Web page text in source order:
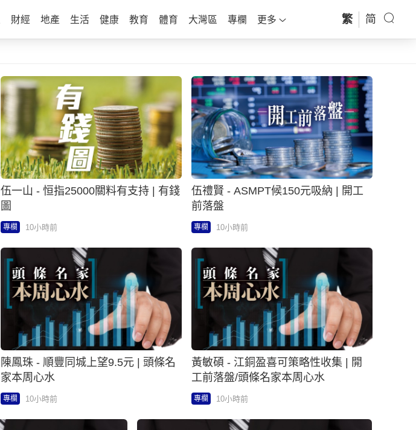
財經 地產 生活 健康 教育 體育 大灣區 專欄 更多 繁 简
伍一山 - 恒指25000關料有支持 | 有錢
圖
專欄 10小時前
伍禮賢 - ASMPT候150元吸納 | 開工
前落盤
專欄 10小時前
陳鳳珠 - 順豐同城上望9.5元 | 頭條名
家本周心水
專欄 10小時前
黃敏碩 - 江銅盈喜可策略性收集 | 開
工前落盤/頭條名家本周心水
專欄 10小時前